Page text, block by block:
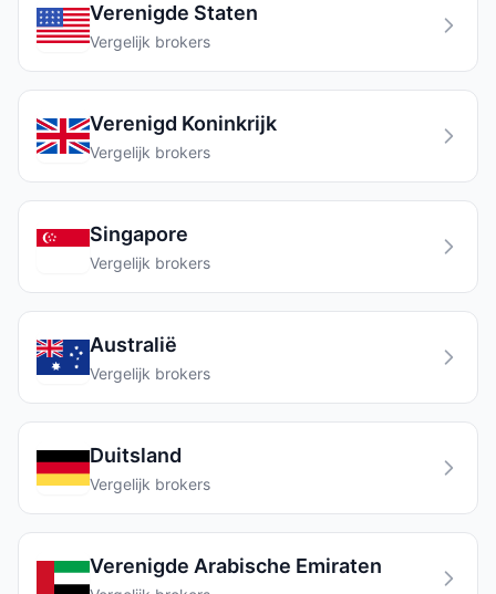
Verenigde Staten
Vergelijk brokers
Verenigd Koninkrijk
Vergelijk brokers
Singapore
Vergelijk brokers
Australië
Vergelijk brokers
Duitsland
Vergelijk brokers
Verenigde Arabische Emiraten